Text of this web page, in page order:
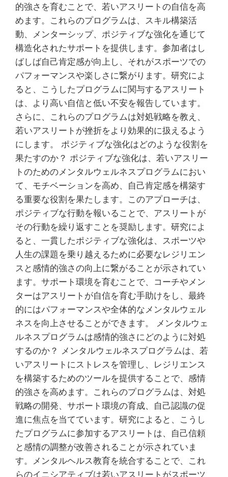
的強さを育むことで、若いアスリートの自信を高
めます。これらのプログラムは、スキル構築活
動、メンターシップ、ポジティブな強化を通じて
構造化されたサポートを提供します。参加者はし
ばしば自己肯定感が向上し、それがスポーツでの
パフォーマンスや楽しさに繋がります。研究によ
ると、こうしたプログラムに関与するアスリート
は、より高い自信と低い不安を報告しています。
さらに、これらのプログラムは対処戦略を教え、
若いアスリートが挫折をより効果的に扱えるよう
にします。 ポジティブな強化はどのような役割を
果たすのか？ ポジティブな強化は、若いアスリー
トのためのメンタルウェルネスプログラムにおい
て、モチベーションを高め、自己肯定感を構築す
る重要な役割を果たします。このアプローチは、
ポジティブな行動を報いることで、アスリートが
その行動を繰り返すことを奨励します。研究によ
ると、一貫したポジティブな強化は、スポーツや
人生の課題を乗り越えるために必要なレジリエン
スと感情的強さの向上に繋がることが示されてい
ます。サポート環境を育むことで、コーチやメン
ターはアスリートが自信を育む手助けをし、最終
的にはパフォーマンスや全体的なメンタルウェル
ネスを向上させることができます。 メンタルウェ
ルネスプログラムは感情的強さにどのように対処
するのか？ メンタルウェルネスプログラムは、若
いアスリートにストレスを管理し、レジリエンス
を構築するためのツールを提供することで、感情
的強さを高めます。これらのプログラムは、対処
戦略の開発、サポート環境の育成、自己認識の促
進に焦点を当てています。研究によると、こうし
たプログラムに参加するアスリートは、自己信頼
と感情の調整が改善されることが示されていま
す。メンタルヘルス教育を統合することで、これ
らのイニシアティブは若いアスリートがスポーツ